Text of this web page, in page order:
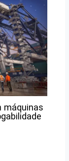
máquinas